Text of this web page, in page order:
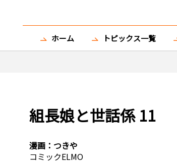
ホーム トピックス一覧
組長娘と世話係 11
漫画： つきや
コミックELMO